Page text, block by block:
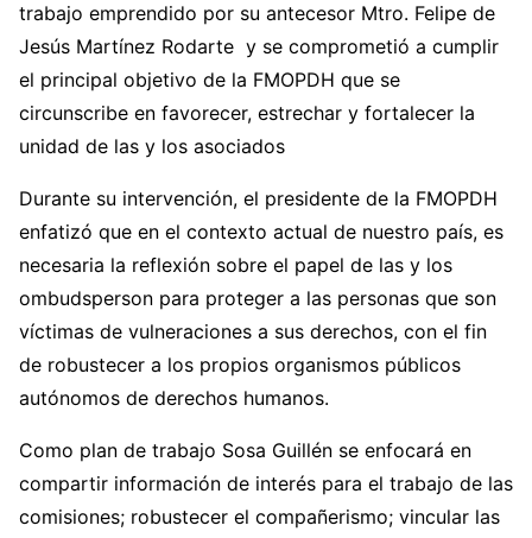
trabajo emprendido por su antecesor Mtro. Felipe de
Jesús Martínez Rodarte y se comprometió a cumplir
el principal objetivo de la FMOPDH que se
circunscribe en favorecer, estrechar y fortalecer la
unidad de las y los asociados
Durante su intervención, el presidente de la FMOPDH
enfatizó que en el contexto actual de nuestro país, es
necesaria la reflexión sobre el papel de las y los
ombudsperson para proteger a las personas que son
víctimas de vulneraciones a sus derechos, con el fin
de robustecer a los propios organismos públicos
autónomos de derechos humanos.
Como plan de trabajo Sosa Guillén se enfocará en
compartir información de interés para el trabajo de las
comisiones; robustecer el compañerismo; vincular las